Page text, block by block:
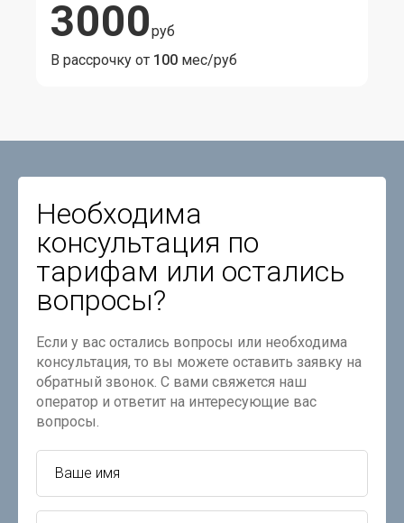
3000руб
В рассрочку от 100 мес/руб
Необходима
консультация по
тарифам или остались
вопросы?
Если у вас остались вопросы или необходима
консультация, то вы можете оставить заявку на
обратный звонок. С вами свяжется наш
оператор и ответит на интересующие вас
вопросы.